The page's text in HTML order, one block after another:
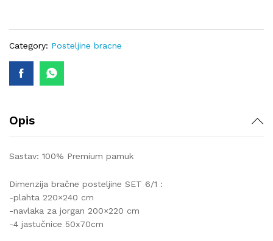
SET
6/1
Category: Posteljine bracne
Opis
Sastav: 100% Premium pamuk
Dimenzija bračne posteljine SET 6/1 :
-plahta 220×240 cm
-navlaka za jorgan 200×220 cm
-4 jastučnice 50x70cm